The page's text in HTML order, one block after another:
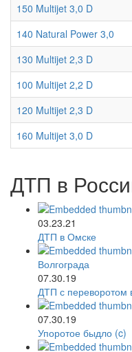
150 Multijet 3,0 D
140 Natural Power 3,0
130 Multijet 2,3 D
100 Multijet 2,2 D
120 Multijet 2,3 D
160 Multijet 3,0 D
ДТП в
03.23.21
ДТП в Омске
07.30.19
ДТП с переворотом
07.30.19
Упоротое быдло (c)